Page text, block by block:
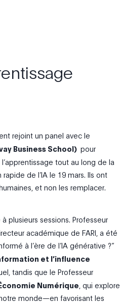
rejoint un panel avec le
Business School) pour
tout au long de la
de l’IA le 19 mars. Ils ont
et non les remplacer.
plusieurs sessions. Professeur
académique de FARI, a été
à l’ère de l’IA générative ?”
et l’influence
, tandis que le Professeur
Numérique, qui explore
monde—en favorisant les